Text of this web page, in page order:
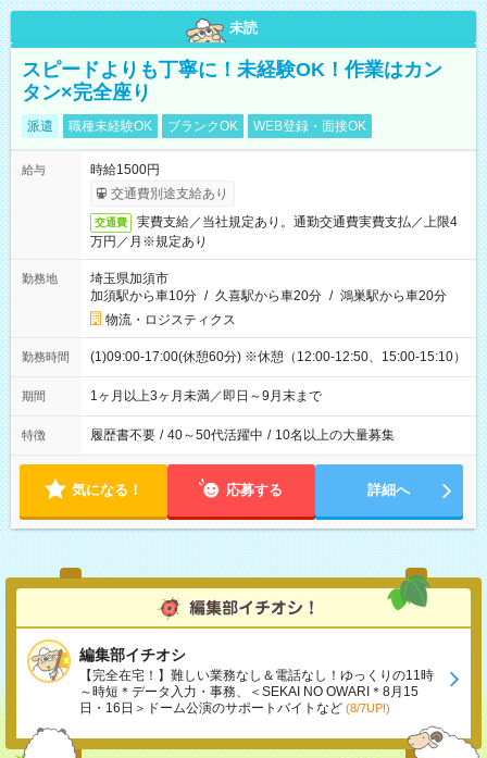
未読
スピードよりも丁寧に！未経験OK！作業はカン
タン×完全座り
派遣 職種未経験OK ブランクOK WEB登録・面接OK
給与
時給1500円
交通費別途支給あり
交通費
実費支給／当社規定あり。通勤交通費実費支払／上限4
万円／月※規定あり
勤務地
埼玉県加須市
加須駅から車10分 / 久喜駅から車20分 / 鴻巣駅から車20分
物流・ロジスティクス
勤務時間 (1)09:00-17:00(休憩60分) ※休憩（12:00-12:50、15:00-15:10）
期間 1ヶ月以上3ヶ月未満／即日～9月末まで
特徴 履歴書不要 / 40～50代活躍中 / 10名以上の大量募集
気になる！ 応募する 詳細へ
編集部イチオシ
【完全在宅！】難しい業務なし＆電話なし！ゆっくりの11時
～時短＊データ入力・事務、＜SEKAI NO OWARI＊8月15
日・16日＞ドーム公演のサポートバイトなど (8/7UP!)